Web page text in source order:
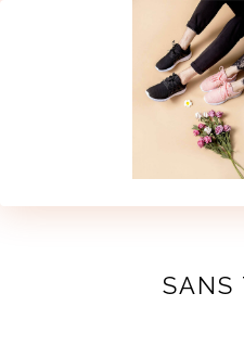
SPÉCIAL
LECTURE ET FILMS
JOINDRE MEVE ET CIE |
SANS